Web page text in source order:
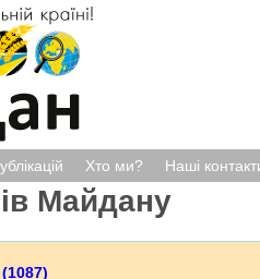
Хто ми? Наші
Майдану